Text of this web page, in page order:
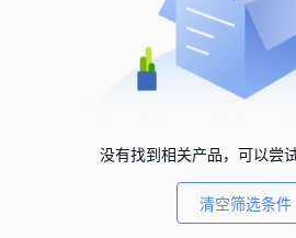
没有找到相关产品，可以尝
清空筛选条件